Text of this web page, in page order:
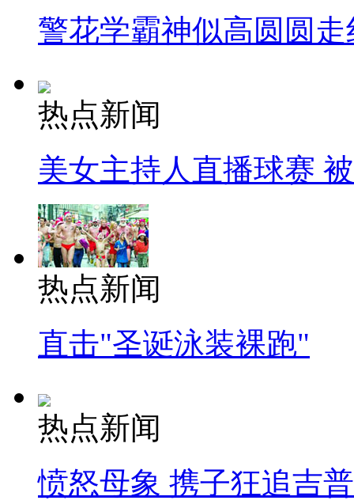
警花学霸神似高圆圆走
热点新闻
美女主持人直播球赛
热点新闻
直击"圣诞泳装裸跑"
热点新闻
愤怒母象 携子狂追吉